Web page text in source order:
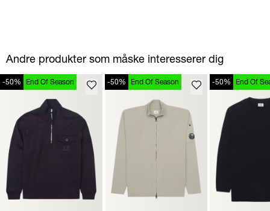
Andre produkter som måske interesserer dig
-50% End Of Season -50% End Of Season -50% End Of